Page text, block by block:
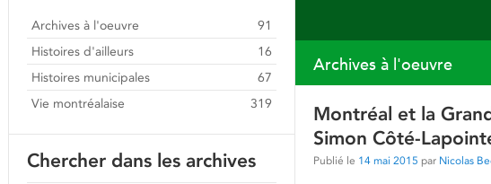
Archives à l'oeuvre
Montréal et la
Simon Côté-
Publié le 14 mai 2015 par Nicolas
Archives à l'oeuvre
91
Histoires d'ailleurs
16
Histoires municipales
67
Vie montréalaise
319
Chercher dans les archives